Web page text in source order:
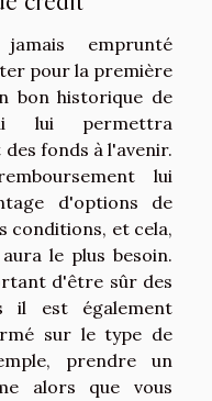
emprunté
pour la première
bon historique de
lui permettra
fonds à l'avenir.
lui
d'options de
conditions, et cela,
le plus besoin.
d'être sûr des
il est également
sur le type de
prendre un
alors que vous